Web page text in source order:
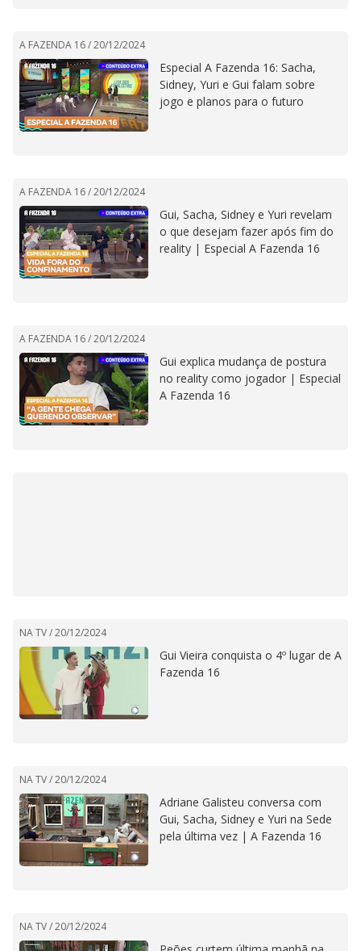
A FAZENDA 16 /20/12/2024
Especial A Fazenda 16: Sacha,
Sidney, Yuri e Gui falam sobre
jogo e planos para o futuro
A FAZENDA 16 /20/12/2024
Gui, Sacha, Sidney e Yuri revelam
o que desejam fazer após fim do
reality | Especial A Fazenda 16
A FAZENDA 16 /20/12/2024
Gui explica mudança de postura
no reality como jogador | Especial
A Fazenda 16
NA TV /20/12/2024
Gui Vieira conquista o 4º lugar de A
Fazenda 16
NA TV /20/12/2024
Adriane Galisteu conversa com
Gui, Sacha, Sidney e Yuri na Sede
pela última vez | A Fazenda 16
NA TV /20/12/2024